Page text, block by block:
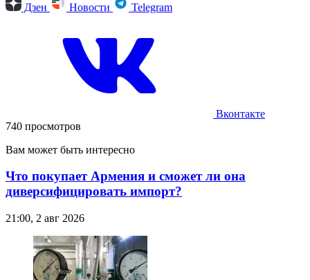
Дзен Новости Telegram
Вконтакте
740 просмотров
Вам может быть интересно
Что покупает Армения и сможет ли она
диверсифицировать импорт?
21:00, 2 авг 2026